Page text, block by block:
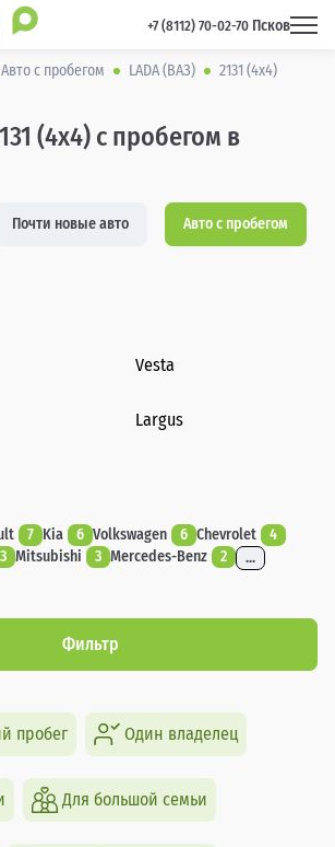
+7 (8112) 70-02-70 Псков
Авто с пробегом LADA (ВАЗ) 2131 (4x4)
(4x4) с пробегом в
Почти новые авто Авто с пробегом
Vesta
Largus
7 Kia 6 Volkswagen 6 Chevrolet
4
3 Mitsubishi 3 Mercedes-Benz 2 ...
Фильтр
пробег Один владелец
Для большой семьи